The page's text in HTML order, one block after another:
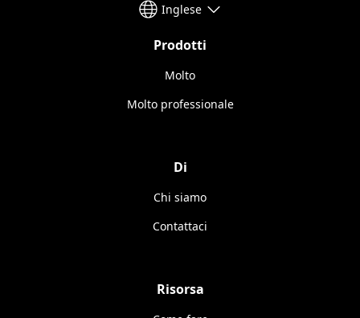
Inglese
Prodotti
Molto
Molto professionale
Di
Chi siamo
Contattaci
Risorsa